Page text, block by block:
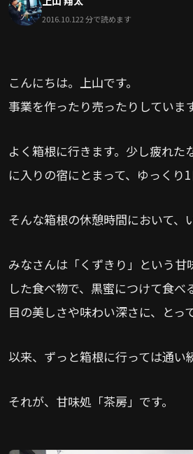
2016.10.122 分で読めます
こんにちは。上山です。
事業を作ったり売ったりしています
よく箱根に行きます。少し疲れ
に入りの宿にとまって、ゆっくり
そんな箱根の休憩時間において、
みなさんは「くずきり」という
した食べ物で、黒蜜につけて食
目の美しさや味わい深さに、とっ
以来、ずっと箱根に行っては通い
それが、甘味処「茶房」です。